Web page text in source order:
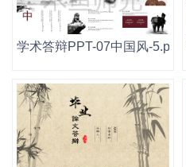
学术答辩PPT-07中国风-5.pptx